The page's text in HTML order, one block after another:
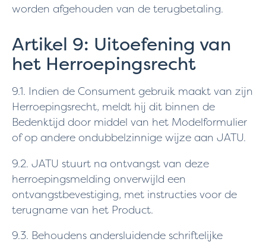
worden afgehouden van de terugbetaling.
Artikel 9: Uitoefening van
het Herroepingsrecht
9.1. Indien de Consument gebruik maakt van zijn
Herroepingsrecht, meldt hij dit binnen de
Bedenktijd door middel van het Modelformulier
of op andere ondubbelzinnige wijze aan JATU.
9.2. JATU stuurt na ontvangst van deze
herroepingsmelding onverwijld een
ontvangstbevestiging, met instructies voor de
terugname van het Product.
9.3. Behoudens andersluidende schriftelijke